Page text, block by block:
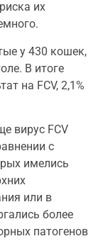
их
у 430 кошек,
В итоге
на FCV, 2,1%
вирус FCV
с
имелись
или в
более
патогенов